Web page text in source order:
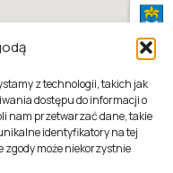
z technologii, takich jak
dostępu do informacji o
nam przetwarzać dane, takie
identyfikatory na tej
zgody może niekorzystnie
woj. podkarpackie